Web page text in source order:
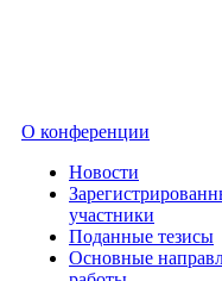
О конференции
Новости
участники
Поданные тезисы
Основные